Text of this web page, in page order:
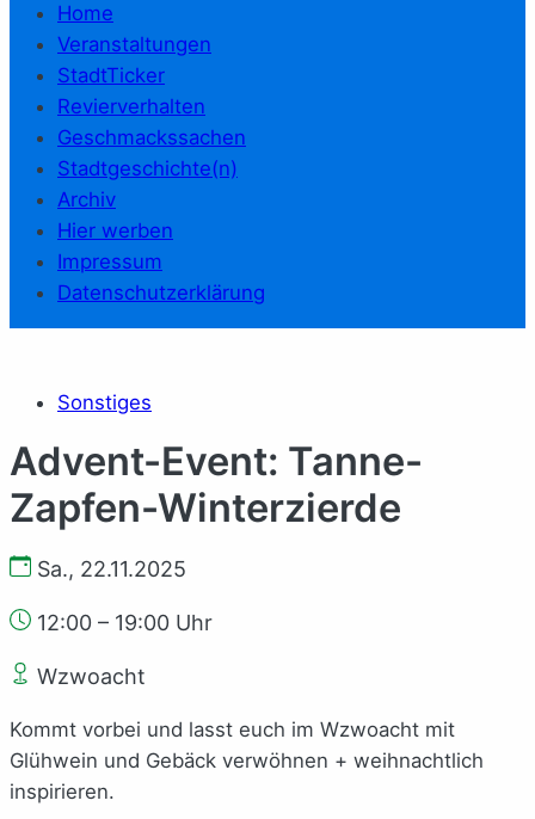
Home
Veranstaltungen
StadtTicker
Revierverhalten
Geschmackssachen
Stadtgeschichte(n)
Archiv
Hier werben
Impressum
Datenschutzerklärung
Sonstiges
Advent-Event: Tanne-
Zapfen-Winterzierde
Sa., 22.11.2025
12:00 – 19:00 Uhr
Wzwoacht
Kommt vorbei und lasst euch im Wzwoacht mit
Glühwein und Gebäck verwöhnen + weihnachtlich
inspirieren.